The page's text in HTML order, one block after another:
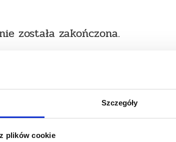
Szczegóły
plików cookie
została zakończona.